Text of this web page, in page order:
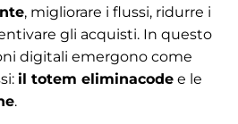
, migliorare i flussi, ridurre i
gli acquisti. In questo
digitali emergono come
il totem eliminacode e le
.